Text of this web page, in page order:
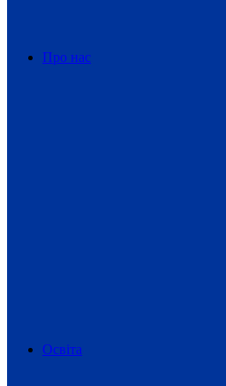
Про нас
Освіта